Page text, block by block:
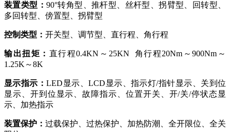
装置类型 ：90°转角型、推杆型、丝杆型、拐臂型、回转型、
多回转型、傍置型、拐臂型
控制类型： 开关型、调节型、直行程、角行程
输出扭矩： 直行程0.4KN～25KN 角行程20Nm～900Nm～
1.25K～8K
显示指示：LED显示、LCD显示、指示灯/指针显示、关到位
显示、开到位显示、故障指示、位置开关、开/关/停状态显
示、加热指示
装置保护： 过载保护、过热保护、加热防潮、全开限位、全关